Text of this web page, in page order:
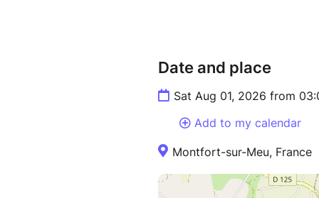
Date and place
Sat Aug 01, 2026 from
Add to my calendar
Montfort-sur-Meu, France